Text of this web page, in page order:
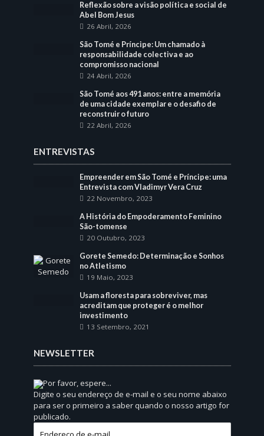
Reflexão sobre a visão política e social de
Abel Bom Jesus
26 Abril, 2026
São Tomé e Príncipe: Um chamado à
responsabilidade colectiva e ao
compromisso nacional
24 Abril, 2026
São Tomé aos 491 anos: entre a memória
de uma cidade exemplar e o desafio de
reconstruir o futuro
22 Abril, 2026
ENTREVISTAS
Empreender em São Tomé e Príncipe: uma
Entrevista com Vladimyr Vera Cruz
22 Novembro, 2023
A História do Empoderamento Feminino
São-tomense
20 Outubro, 2023
Gorete Semedo: Determinação e Sonhos
no Atletismo
19 Maio, 2023
Usam a floresta para sobreviver, mas
acreditam que proteger é o melhor
investimento
13 Setembro, 2021
NEWSLETTER
Por favor, espere...
Digite o seu endereço de e-mail e o seu nome abaixo
para ser o primeiro a saber quando o nosso artigo for
publicado.